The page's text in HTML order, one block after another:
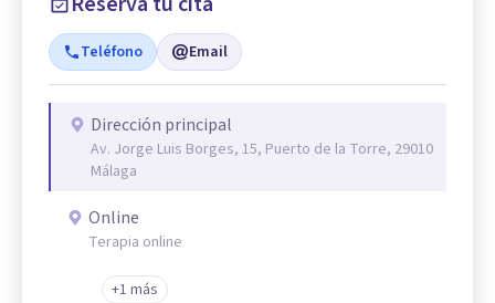
Teléfono Email
Dirección principal
Av. Jorge Luis Borges, 15, Puerto de la Torre, 29010
Málaga
Online
Terapia online
+1 más